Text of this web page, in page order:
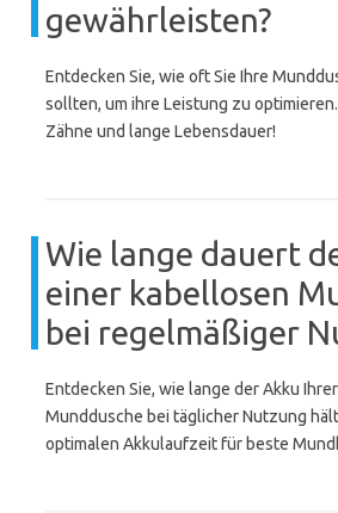
gewährleisten?
Entdecken Sie, wie oft Sie Ihre
sollten, um ihre Leistung zu
Zähne und lange Lebensdauer!
Wie lange dauert
einer kabellosen
bei regelmäßiger
Entdecken Sie, wie lange der Akku
Munddusche bei täglicher Nutzung
optimalen Akkulaufzeit für beste